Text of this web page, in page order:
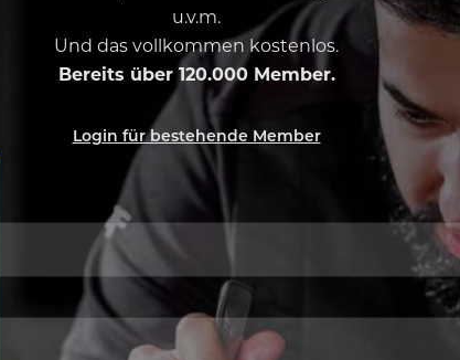
u.v.m.
Und das vollkommen kostenlos.
Bereits über 120.000 Member.
Login für bestehende Member